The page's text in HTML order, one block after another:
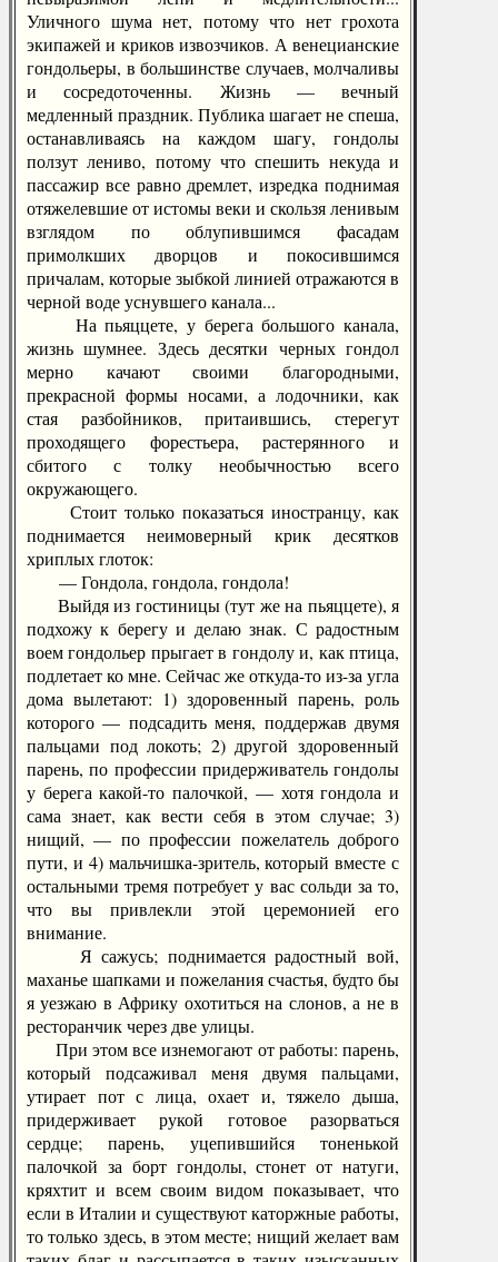
Уличного шума нет, потому что нет грохота
экипажей и криков извозчиков. А венецианские
гондольеры, в большинстве случаев, молчаливы
и сосредоточенны. Жизнь — вечный
медленный праздник. Публика шагает не спеша,
останавливаясь на каждом шагу, гондолы
ползут лениво, потому что спешить некуда и
пассажир все равно дремлет, изредка поднимая
отяжелевшие от истомы веки и скользя ленивым
взглядом по облупившимся фасадам
примолкших дворцов и покосившимся
причалам, которые зыбкой линией отражаются в
черной воде уснувшего канала...
На пьяццете, у берега большого канала,
жизнь шумнее. Здесь десятки черных гондол
мерно качают своими благородными,
прекрасной формы носами, а лодочники, как
стая разбойников, притаившись, стерегут
проходящего форестьера, растерянного и
сбитого с толку необычностью всего
окружающего.
Стоит только показаться иностранцу, как
поднимается неимоверный крик десятков
хриплых глоток:
— Гондола, гондола, гондола!
Выйдя из гостиницы (тут же на пьяццете), я
подхожу к берегу и делаю знак. С радостным
воем гондольер прыгает в гондолу и, как птица,
подлетает ко мне. Сейчас же откуда-то из-за угла
дома вылетают: 1) здоровенный парень, роль
которого — подсадить меня, поддержав двумя
пальцами под локоть; 2) другой здоровенный
парень, по профессии придерживатель гондолы
у берега какой-то палочкой, — хотя гондола и
сама знает, как вести себя в этом случае; 3)
нищий, — по профессии пожелатель доброго
пути, и 4) мальчишка-зритель, который вместе с
остальными тремя потребует у вас сольди за то,
что вы привлекли этой церемонией его
внимание.
Я сажусь; поднимается радостный вой,
маханье шапками и пожелания счастья, будто бы
я уезжаю в Африку охотиться на слонов, а не в
ресторанчик через две улицы.
При этом все изнемогают от работы: парень,
который подсаживал меня двумя пальцами,
утирает пот с лица, охает и, тяжело дыша,
придерживает рукой готовое разорваться
сердце; парень, уцепившийся тоненькой
палочкой за борт гондолы, стонет от натуги,
кряхтит и всем своим видом показывает, что
если в Италии и существуют каторжные работы,
то только здесь, в этом месте; нищий желает вам